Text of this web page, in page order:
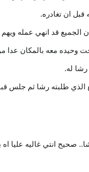
ان تغادره.
قد انهي عمله ويهم
وحيده معه بالمكان
له.
الذي طلبته رشا ثم جلس
صحيح انتي غاليه